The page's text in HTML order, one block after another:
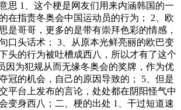
思 1、这个梗是网友们用来内涵韩国的一
在指责冬奥会中国运动员的行为； 2、欧
是哥哥，更多的是带有崇拜色彩的情感，
口头话术； 3、从原本光鲜亮丽的欧巴变
头的行为被吐槽成西八，所以才有了这个
因为犯规从而无缘冬奥会的奖牌，作为优
冠的机会，自己的原因导致的； 5、但是
平台上发布的言论，处处都在阴阳怪气中
变身西八；二、梗的出处 1、干过短道速